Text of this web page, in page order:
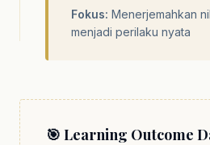
Fokus: Menerjemahkan
menjadi perilaku nyata
🎯 Learning Outcome